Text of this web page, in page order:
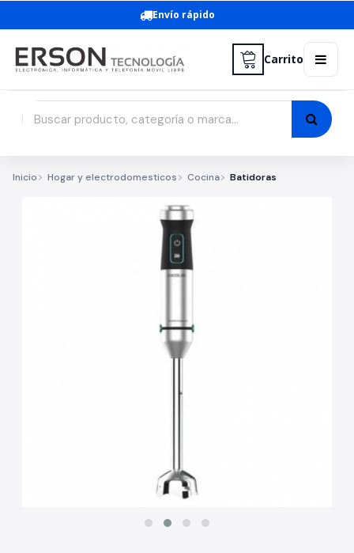
Envío rápido
Carrito
Inicio Hogar y electrodomesticos Cocina Batidoras